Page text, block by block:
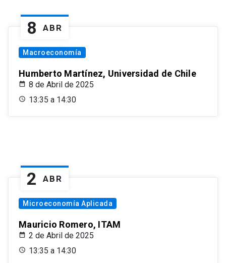
8 ABR
Macroeconomía
Humberto Martínez, Universidad de Chile
8 de Abril de 2025
13:35 a 14:30
2 ABR
Microeconomía Aplicada
Mauricio Romero, ITAM
2 de Abril de 2025
13:35 a 14:30